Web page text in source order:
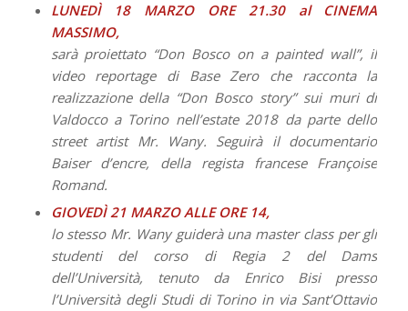
LUNEDÌ 18 MARZO ORE 21.30 al CINEMA
MASSIMO,
sarà proiettato “Don Bosco on a painted wall”, il
video reportage di Base Zero che racconta la
realizzazione della “Don Bosco story” sui muri di
Valdocco a Torino nell’estate 2018 da parte dello
street artist Mr. Wany. Seguirà il documentario
Baiser d’encre, della regista francese Françoise
Romand.
GIOVEDÌ 21 MARZO ALLE ORE 14,
lo stesso Mr. Wany guiderà una master class per gli
studenti del corso di Regia 2 del Dams
dell’Università, tenuto da Enrico Bisi presso
l’Università degli Studi di Torino in via Sant’Ottavio